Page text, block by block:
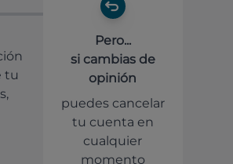
tu
Pero...
si cambias de
opinión
puedes cancelar
tu cuenta en
cualquier
momento